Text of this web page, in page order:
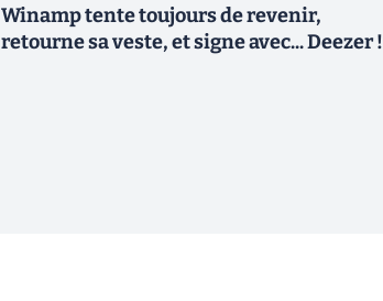
Winamp tente toujours de revenir,
retourne sa veste, et signe avec... Deezer !